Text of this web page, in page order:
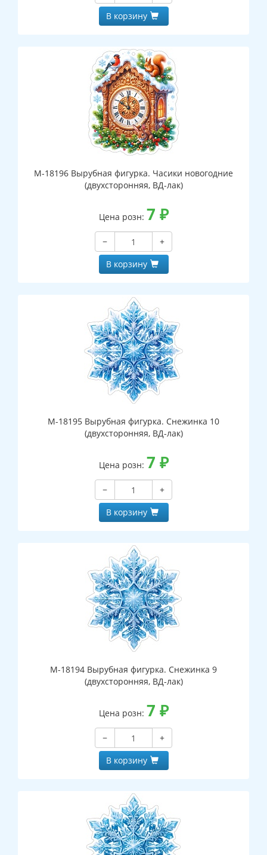
В корзину
М-18196 Вырубная фигурка. Часики новогодние
(двухсторонняя, ВД-лак)
Цена розн: 7 ₽
−
+
В корзину
М-18195 Вырубная фигурка. Снежинка 10
(двухсторонняя, ВД-лак)
Цена розн: 7 ₽
−
+
В корзину
М-18194 Вырубная фигурка. Снежинка 9
(двухсторонняя, ВД-лак)
Цена розн: 7 ₽
−
+
В корзину